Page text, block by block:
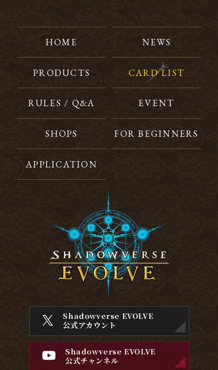
HOME NEWS
PRODUCTS CARD LIST
RULES / Q&A EVENT
SHOPS FOR BEGINNERS
APPLICATION
Shadowverse EVOLVE
公式アカウント
Shadowverse EVOLVE
公式チャンネル